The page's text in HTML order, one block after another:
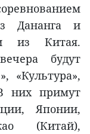
Дананга и
из Китая.
будут
«Культура»,
них примут
Японии,
(Китай),